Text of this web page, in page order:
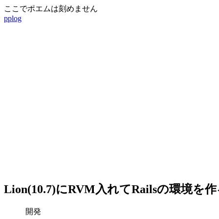
ここでポエムは刻めません
pplog
Lion(10.7)にRVM入れてRailsの環境を
開発